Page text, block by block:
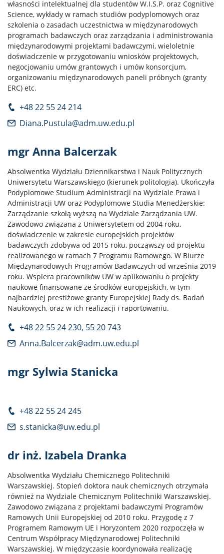
własności intelektualnej dla studentów W.I.S.P. oraz Cognitive
Science, wykłady w ramach studiów podyplomowych oraz
szkolenia o zasadach uczestnictwa w międzynarodowych
programach badawczych oraz zarządzania i administrowania
międzynarodowymi projektami badawczymi, wieloletnie
doświadczenie w przygotowaniu wniosków projektowych,
negocjowaniu umów grantowych i umów konsorcjum,
organizowaniu międzynarodowych paneli próbnych (granty
ERC) etc.
+48 22 55 24 214
Diana.Pustula@adm.uw.edu.pl
mgr Anna Balcerzak
Absolwentka Wydziału Dziennikarstwa i Nauk Politycznych
Uniwersytetu Warszawskiego (kierunek politologia). Ukończyła
Podyplomowe Studium Administracji na Wydziale Prawa i
Administracji UW oraz Podyplomowe Studia Menedżerskie:
Zarządzanie szkołą wyższą na Wydziale Zarządzania UW.
Zawodowo związana z Uniwersytetem od 2004 roku,
doświadczenie w zakresie europejskich projektów
badawczych zdobywa od 2015 roku, począwszy od projektu
realizowanego w ramach 7 Programu Ramowego. W Biurze
Międzynarodowych Programów Badawczych od września 2019
roku. Wspiera pracowników UW w aplikowaniu o projekty
naukowe finansowane ze środków europejskich, w tym
najbardziej prestiżowe granty Europejskiej Rady ds. Badań
Naukowych, oraz w ich realizacji i raportowaniu.
+48 22 55 24 230, 55 20 743
Anna.Balcerzak@adm.uw.edu.pl
mgr Sylwia Stanicka
+48 22 55 24 245
s.stanicka@uw.edu.pl
dr inż. Izabela Dranka
Absolwentka Wydziału Chemicznego Politechniki
Warszawskiej. Stopień doktora nauk chemicznych otrzymała
również na Wydziale Chemicznym Politechniki Warszawskiej.
Zawodowo związana z projektami badawczymi Programów
Ramowych Unii Europejskiej od 2010 roku. Przygodę z 7
Programem Ramowym UE i Horyzontem 2020 rozpoczęła w
Centrum Współpracy Międzynarodowej Politechniki
Warszawskiej. W międzyczasie koordynowała realizację